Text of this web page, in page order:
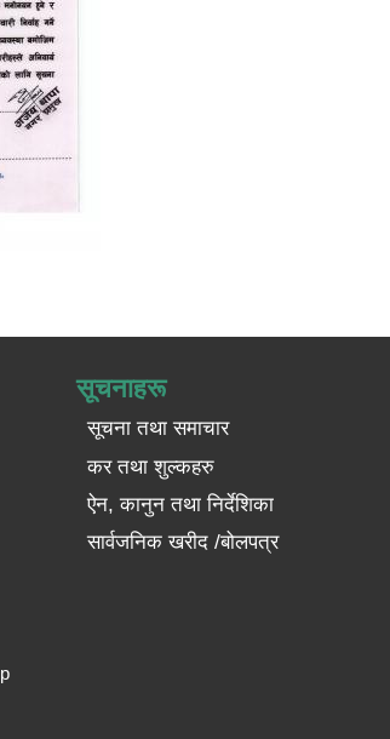
सूचनाहरू
सूचना तथा समाचार
कर तथा शुल्कहरु
ऐन, कानुन तथा निर्देशिका
सार्वजनिक खरीद /बोलपत्र